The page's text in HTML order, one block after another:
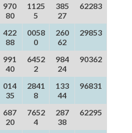
970
80
1125
5
385
27
62283
422
88
0058
0
260
62
29853
991
40
6452
2
984
24
90362
014
35
2841
8
133
44
96831
687
20
7652
4
287
38
62295